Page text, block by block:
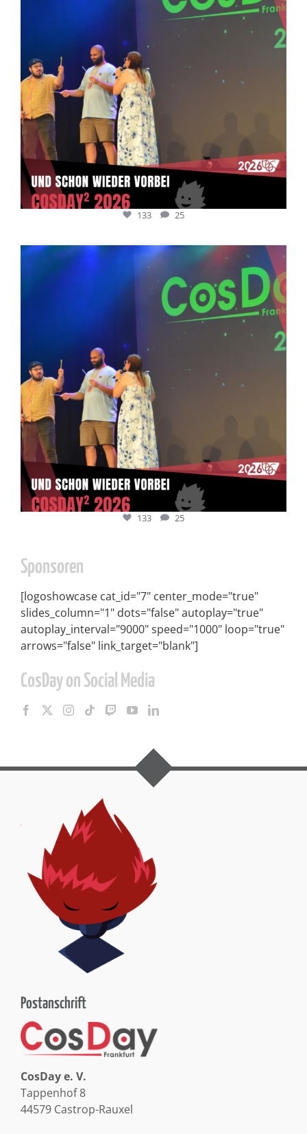
133 25
cosday
Juli 5
133 25
133 25
Sponsoren
[logoshowcase cat_id="7" center_mode="true"
slides_column="1" dots="false" autoplay="true"
autoplay_interval="9000" speed="1000" loop="true"
arrows="false" link_target="blank"]
CosDay on Social Media
Postanschrift
CosDay e. V.
Tappenhof 8
44579 Castrop-Rauxel